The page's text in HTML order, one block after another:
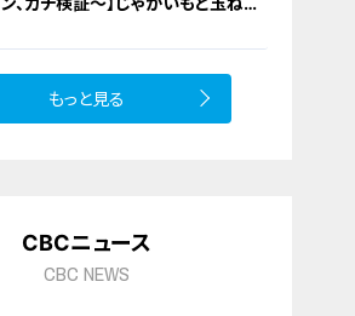
もっと見る
CBCニュース
CBC NEWS